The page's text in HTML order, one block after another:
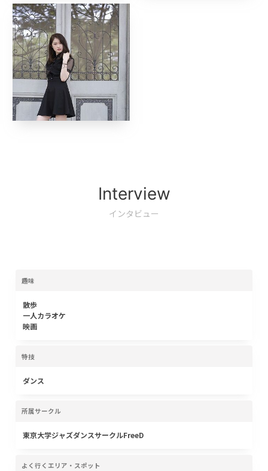
Interview
インタビュー
趣味
散歩
一人カラオケ
映画
特技
ダンス
所属サークル
東京大学ジャズダンスサークルFreeD
よく行くエリア・スポット